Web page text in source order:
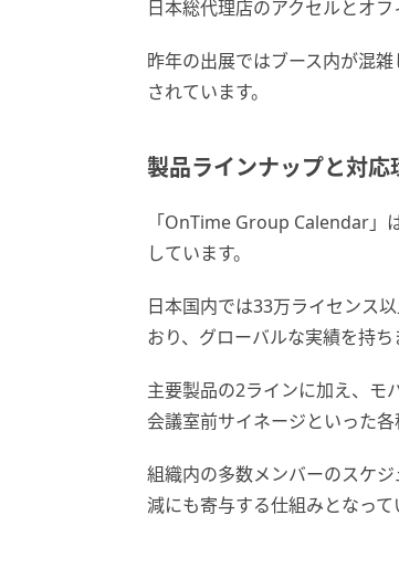
日本総代理店のアクセルとオ
昨年の出展ではブース内が混
されています。
製品ラインナップと対応
「OnTime Group Calendar
しています。
日本国内では33万ライセンス
おり、グローバルな実績を持ち
主要製品の2ラインに加え、モ
会議室前サイネージといった各
組織内の多数メンバーのスケ
減にも寄与する仕組みとなって